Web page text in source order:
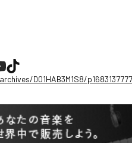
D01HAB3M1S8/